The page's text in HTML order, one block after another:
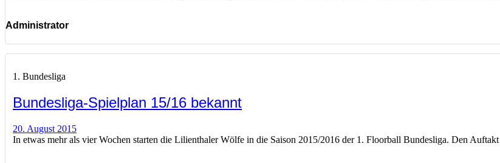
Administrator
1. Bundesliga
Bundesliga-Spielplan 15/16 bekannt
20. August 2015
In etwas mehr als vier Wochen starten die Lilienthaler Wölfe in die Saison 2015/2016 der 1. Floorball Bundesliga. Den Auftakt